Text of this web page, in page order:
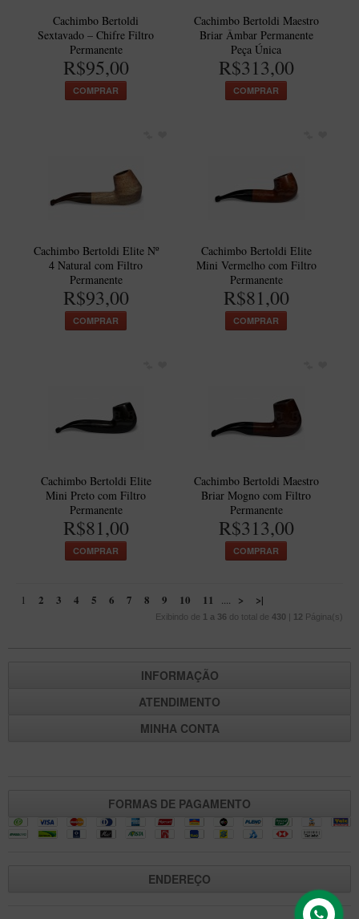
Cachimbo Bertoldi
Sextavado – Chifre Filtro
Permanente
R$95,00
COMPRAR
Cachimbo Bertoldi Maestro
Briar Âmbar Permanente
Peça Única
R$313,00
COMPRAR
Cachimbo Bertoldi Elite Nº
4 Natural com Filtro
Permanente
R$93,00
COMPRAR
Cachimbo Bertoldi Elite
Mini Vermelho com Filtro
Permanente
R$81,00
COMPRAR
Cachimbo Bertoldi Elite
Mini Preto com Filtro
Permanente
R$81,00
COMPRAR
Cachimbo Bertoldi Maestro
Briar Mogno com Filtro
Permanente
R$313,00
COMPRAR
1 2 3 4 5 6 7 8 9 10 11 .... > >|
Exibindo de 1 a 36 do total de 430 | 12 Página(s)
INFORMAÇÃO
ATENDIMENTO
MINHA CONTA
FORMAS DE PAGAMENTO
ENDEREÇO